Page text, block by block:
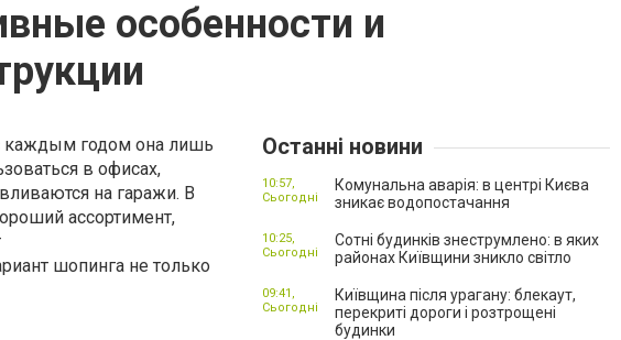
особенности и
каждым годом она лишь
в офисах,
на гаражи. В
ассортимент,
шопинга не только
Останні новини
Комунальна аварія: в центрі Києва
зникає водопостачання
10:57,
Сьогодні
Сотні будинків знеструмлено: в яких
районах Київщини зникло світло
10:25,
Сьогодні
Київщина після урагану: блекаут,
перекриті дороги і розтрощені
будинки
09:41,
Сьогодні